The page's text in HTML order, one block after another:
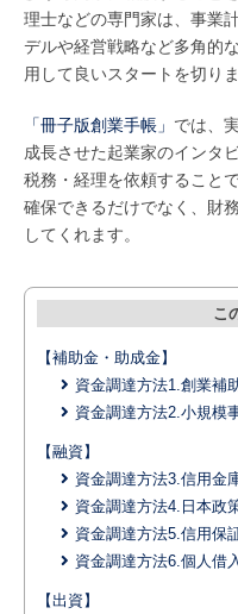
理士などの専門家は、事業
デルや経営戦略など多角的
用して良いスタートを切りま
「冊子版創業手帳」 では、
成長させた起業家のインタ
税務・経理を依頼すること
確保できるだけでなく、財
してくれます。
こ
【補助金・助成金】
資金調達方法1.創業補
資金調達方法2.小規模
【融資】
資金調達方法3.信用金
資金調達方法4.日本政
資金調達方法5.信用保
資金調達方法6.個人借入
【出資】